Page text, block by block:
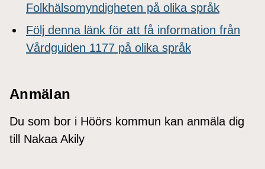
Folkhälsomyndigheten på olika språk
Följ denna länk för att få information från
Vårdguiden 1177 på olika språk
Anmälan
Du som bor i Höörs kommun kan anmäla dig
till Nakaa Akily